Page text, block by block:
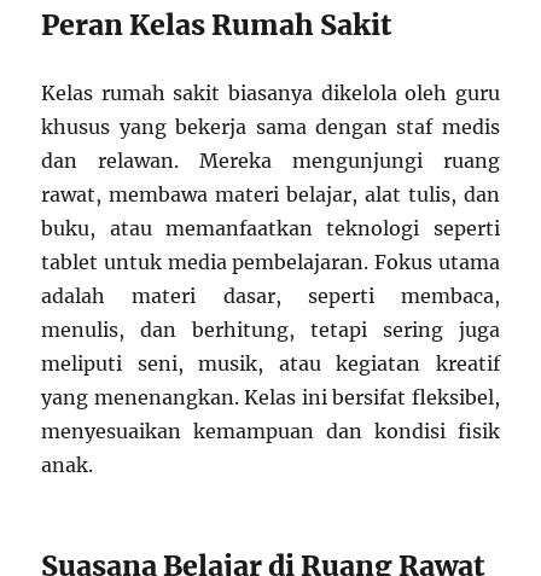
Peran Kelas Rumah Sakit
Kelas rumah sakit biasanya dikelola oleh guru
khusus yang bekerja sama dengan staf medis
dan relawan. Mereka mengunjungi ruang
rawat, membawa materi belajar, alat tulis, dan
buku, atau memanfaatkan teknologi seperti
tablet untuk media pembelajaran. Fokus utama
adalah materi dasar, seperti membaca,
menulis, dan berhitung, tetapi sering juga
meliputi seni, musik, atau kegiatan kreatif
yang menenangkan. Kelas ini bersifat fleksibel,
menyesuaikan kemampuan dan kondisi fisik
anak.
Suasana Belajar di Ruang Rawat